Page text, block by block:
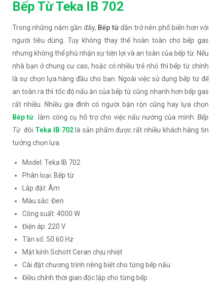
Bếp Từ Teka IB 702
Trong những năm gần đây, Bếp từdần trở nên phổ biến hơn với
người tiêu dùng. Tuy không thay thế hoàn toàn cho bếp gas
nhưng không thể phủ nhận sự tiện lợi và an toàn của bếp từ. Nếu
nhà bạn ở chung cư cao, hoặc có nhiều trẻ nhỏ thì bếp từ chính
là sự chọn lựa hàng đầu cho bạn. Ngoài việc sử dụng bếp từ để
an toàn ra thì tốc độ nấu ăn của bếp từ cũng nhanh hơn bếp gas
rất nhiều. Nhiều gia đình có người bận rộn cũng hay lựa chọn
Bếp từ làm công cụ hỗ trợ cho việc nấu nướng của mình.Bếp
Từ đôi Teka IB 702là sản phẩm được rất nhiều khách hàng tin
tưởng chọn lựa.
Model: Teka IB 702
Phân loại: Bếp từ
Lắp đặt: Âm
Màu sắc: Đen
Công suất: 4000 W
Điện áp: 220 V
Tần số: 50 60 Hz
Mặt kính Schott Ceran chịu nhiệt
Cài đặt chương trình riêng biệt cho từng bếp nấu
Điều chỉnh thời gian độc lập cho từng bếp